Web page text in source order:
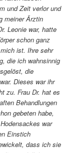
und Zeit verlor und
meiner Ärztin
Leonie war, hatte
schon ganz
ist. Ihre sehr
die ich wahnsinnig
die
Dieses war ihr
zu. Frau Dr. hat es
Behandlungen
gebeten habe,
war
Einstich
dass ich sie